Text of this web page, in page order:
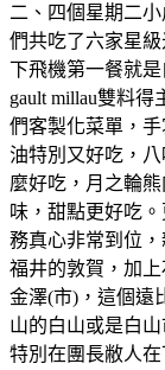
二、四個星期二
們共吃了六家星
下飛機第一餐就
gault millau雙料得
們客製化菜單，
油特別又好吃，
麼好吃，月之輪
味，甜點更好吃
務真心非常到位
福井的敦賀，加
金澤(市)，這個遠
山的白山或是白
特別在團長敝人